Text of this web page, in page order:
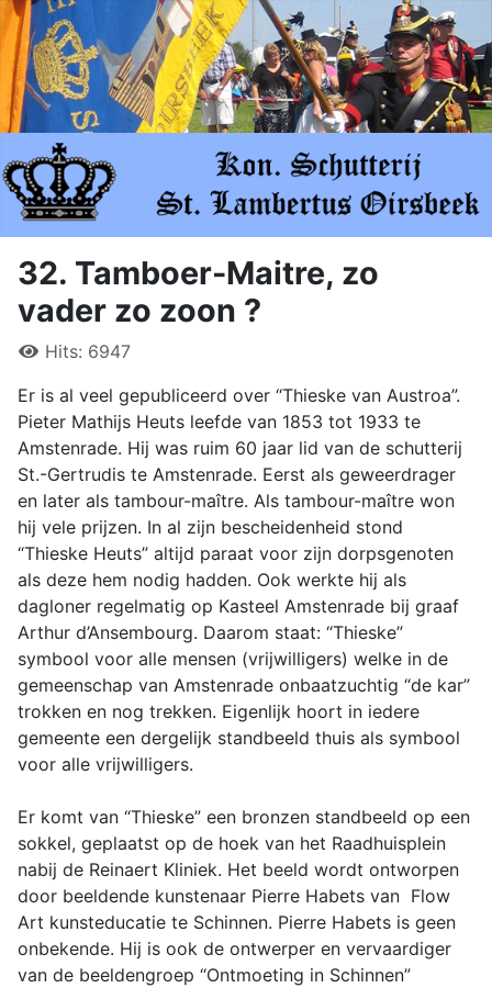
32. Tamboer-Maitre, zo
vader zo zoon ?
Hits: 6947
Er is al veel gepubliceerd over “Thieske van Austroa”.
Pieter Mathijs Heuts leefde van 1853 tot 1933 te
Amstenrade. Hij was ruim 60 jaar lid van de schutterij
St.-Gertrudis te Amstenrade. Eerst als geweerdrager
en later als tambour-maître. Als tambour-maître won
hij vele prijzen. In al zijn bescheidenheid stond
“Thieske Heuts” altijd paraat voor zijn dorpsgenoten
als deze hem nodig hadden. Ook werkte hij als
dagloner regelmatig op Kasteel Amstenrade bij graaf
Arthur d’Ansembourg. Daarom staat: “Thieske”
symbool voor alle mensen (vrijwilligers) welke in de
gemeenschap van Amstenrade onbaatzuchtig “de kar”
trokken en nog trekken. Eigenlijk hoort in iedere
gemeente een dergelijk standbeeld thuis als symbool
voor alle vrijwilligers.
Er komt van “Thieske” een bronzen standbeeld op een
sokkel, geplaatst op de hoek van het Raadhuisplein
nabij de Reinaert Kliniek. Het beeld wordt ontworpen
door beeldende kunstenaar Pierre Habets van Flow
Art kunsteducatie te Schinnen. Pierre Habets is geen
onbekende. Hij is ook de ontwerper en vervaardiger
van de beeldengroep “Ontmoeting in Schinnen”